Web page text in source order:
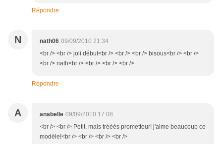
Répondre
N nath06 09/09/2010 21:34
<br /> <br /> joli début<br /> <br /> <br /> bisous<br /> <br />
<br /> nath<br /> <br /> <br /> <br />
Répondre
A anabelle 09/09/2010 17:08
<br /> <br /> Petit, mais trèèès prometteur! j'aime beaucoup ce
modèle!<br /> <br /> <br /> <br />